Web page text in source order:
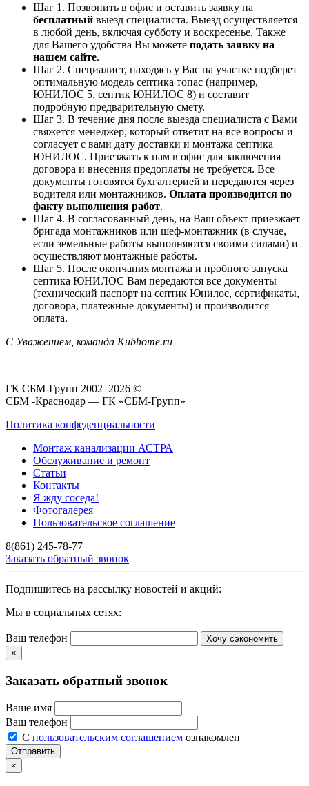
Шаг 1. Позвонить в офис и оставить заявку на
бесплатный выезд специалиста. Выезд осуществляется
в любой день, включая субботу и воскресенье. Также
для Вашего удобства Вы можете подать заявку на
нашем сайте.
Шаг 2. Специалист, находясь у Вас на участке подберет
оптимальную модель септика топас (например,
ЮНИЛОС 5, септик ЮНИЛОС 8) и составит
подробную предварительную смету.
Шаг 3. В течение дня после выезда специалиста с Вами
свяжется менеджер, который ответит на все вопросы и
согласует с вами дату доставки и монтажа септика
ЮНИЛОС. Приезжать к нам в офис для заключения
договора и внесения предоплаты не требуется. Все
документы готовятся бухгалтерией и передаются через
водителя или монтажников. Оплата производится по
факту выполнения работ.
Шаг 4. В согласованный день, на Ваш объект приезжает
бригада монтажников или шеф-монтажник (в случае,
если земельные работы выполняются своими силами) и
осуществляют монтажные работы.
Шаг 5. После окончания монтажа и пробного запуска
септика ЮНИЛОС Вам передаются все документы
(технический паспорт на септик Юнилос, сертификаты,
договора, платежные документы) и производится
оплата.
С Уважением, команда Kubhome.ru
ГК СБМ-Групп 2002–2026 ©
СБМ -Краснодар — ГК «СБМ-Групп»
Политика конфеденциальности
Монтаж канализации АСТРА
Обслуживание и ремонт
Статьи
Контакты
Я жду соседа!
Фотогалерея
Пользовательское соглашение
8(861) 245-78-77
Заказать обратный звонок
Подпишитесь на рассылку новостей и акций:
Мы в социальных сетях:
Ваш телефон
Хочу сэкономить
×
Заказать обратный звонок
Ваше имя
Ваш телефон
С пользовательским соглашением ознакомлен
Отправить
×